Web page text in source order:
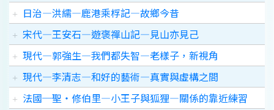
日治—洪繻—鹿港乘桴記—故鄉今昔
宋代—王安石—遊褒禪山記—見山亦見己
現代—郭強生—我們都失智—老樣子，新視角
現代—李清志—和好的藝術—真實與虛構之間
法國─聖‧修伯里—小王子與狐狸—關係的靠近練習